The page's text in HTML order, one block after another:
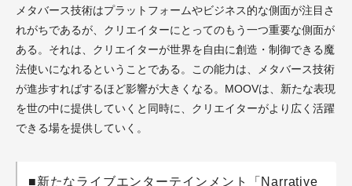
メタバース技術はプラットフォームやビジネス的な側面が注目さ
れがちであるが、クリエイターにとってのもう一つ重要な側面が
ある。それは、クリエイターが世界を自由に創造・制御できる魔
法使いになれるということである。この能力は、メタバース技術
が進歩すればするほど影響が大きくなる。MOOVは、新たな表現
を世の中に提供していくと同時に、クリエイターがより広く活躍
できる場を提供していく。
■新たなライブエンターテインメント「Narrative